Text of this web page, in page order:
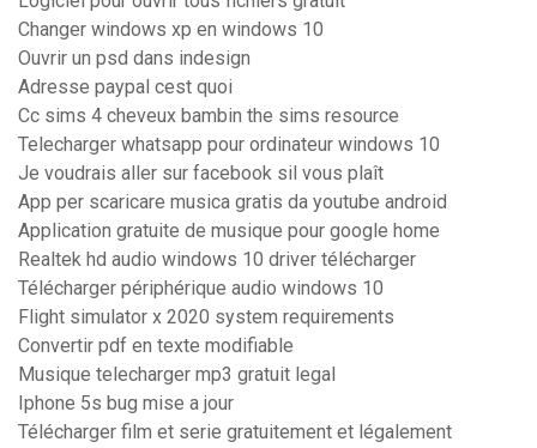
Changer windows xp en windows 10
Ouvrir un psd dans indesign
Adresse paypal cest quoi
Cc sims 4 cheveux bambin the sims resource
Telecharger whatsapp pour ordinateur windows 10
Je voudrais aller sur facebook sil vous plaît
App per scaricare musica gratis da youtube android
Application gratuite de musique pour google home
Realtek hd audio windows 10 driver télécharger
Télécharger périphérique audio windows 10
Flight simulator x 2020 system requirements
Convertir pdf en texte modifiable
Musique telecharger mp3 gratuit legal
Iphone 5s bug mise a jour
Télécharger film et serie gratuitement et légalement